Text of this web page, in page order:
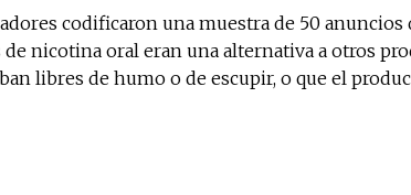
codificaron una muestra de 50
nicotina oral eran una alternativa a otros
libres de humo o de escupir, o que el